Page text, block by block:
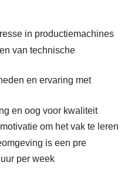
in productiemachines
van technische
en ervaring met
en oog voor kwaliteit
om het vak te leren
is een pre
per week